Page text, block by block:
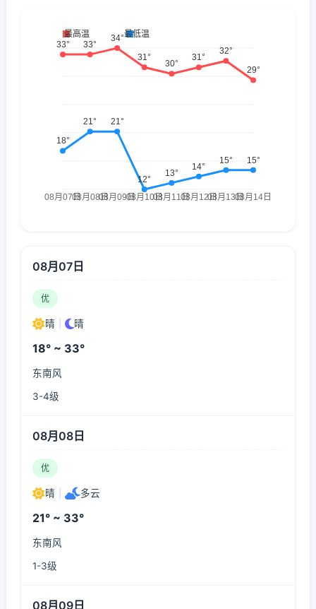
08月07日
优
晴 晴
18° ~ 33°
东南风
3-4级
08月08日
优
晴 多云
21° ~ 33°
东南风
1-3级
08月09日